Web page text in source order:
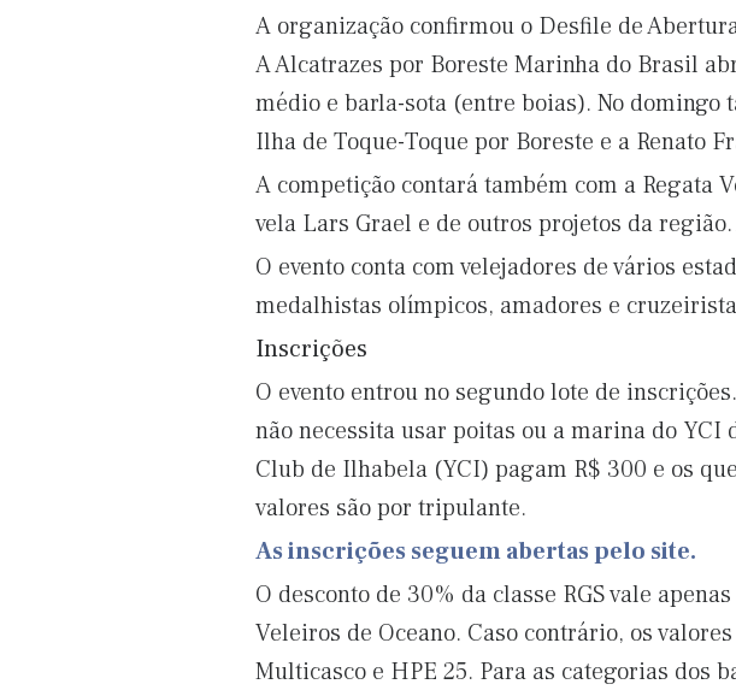
A organização confirmou o Desfile de
A Alcatrazes por Boreste Marinha do Brasil
médio e barla-sota (entre boias). No domingo
Ilha de Toque-Toque por Boreste e a Renato
A competição contará também com a Regata
vela Lars Grael e de outros projetos da
O evento conta com velejadores de vários
medalhistas olímpicos, amadores e
Inscrições
O evento entrou no segundo lote de
não necessita usar poitas ou a marina do YCI
Club de Ilhabela (YCI) pagam R$ 300 e os
valores são por tripulante.
As inscrições seguem abertas pelo site.
O desconto de 30% da classe RGS vale
Veleiros de Oceano. Caso contrário, os
Multicasco e HPE 25. Para as categorias dos